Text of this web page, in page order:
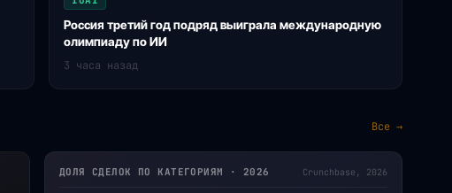
Россия третий год подряд выиграла международную
олимпиаду по ИИ
3 часа назад
Все →
ДОЛЯ СДЕЛОК ПО КАТЕГОРИЯМ · 2026 Crunchbase, 2026